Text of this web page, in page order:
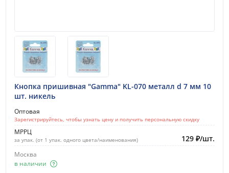
Кнопка пришивная "Gamma" KL-070 металл d 7 мм 10
шт. никель
Оптовая
Зарегистрируйтесь, чтобы узнать цену и получить персональную скидку
МРРЦ
за упак. (от 1 упак. одного цвета/наименования) 129 ₽/шт.
Москва
в наличии